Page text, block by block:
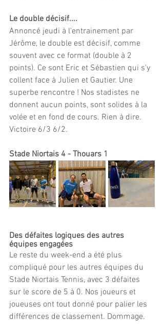
Le double décisif....
Annoncé jeudi à l'entrainement par
Jérôme, le double est décisif, comme
souvent avec ce format (double à 2
points). Ce sont Eric et Sébastien qui s'y
collent face à Julien et Gautier. Une
superbe rencontre ! Nos stadistes ne
donnent aucun points, sont solides à la
volée et en fond de cours. Rien à dire.
Victoire 6/3 6/2.
Stade Niortais 4 - Thouars 1
Des défaites logiques des autres
équipes engagées
Le reste du week-end a été plus
compliqué pour les autres équipes du
Stade Niortais Tennis, avec 3 défaites
sur le score de 5 à 0. Nos joueurs et
joueuses ont tout donné pour palier les
différences de classement. Dommage.